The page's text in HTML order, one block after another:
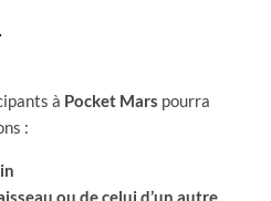
à Pocket Mars pourra
:
ou de celui d’un autre